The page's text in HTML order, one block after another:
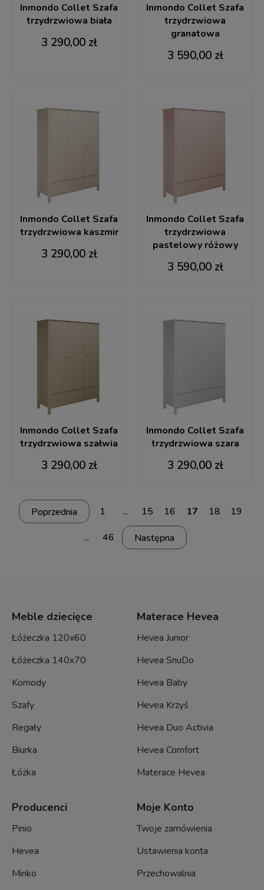
Inmondo Collet Szafa
trzydrzwiowa biała
3 290,00 zł
Inmondo Collet Szafa
trzydrzwiowa
granatowa
3 590,00 zł
Inmondo Collet Szafa
trzydrzwiowa kaszmir
3 290,00 zł
Inmondo Collet Szafa
trzydrzwiowa
pastelowy różowy
3 590,00 zł
Inmondo Collet Szafa
trzydrzwiowa szałwia
3 290,00 zł
Inmondo Collet Szafa
trzydrzwiowa szara
3 290,00 zł
1 ... 15 16 17 18
19
...
46
Meble dziecięce
Łóżeczka 120x60
Łóżeczka 140x70
Komody
Szafy
Regały
Biurka
Łóżka
Materace Hevea
Hevea Junior
Hevea SnuDo
Hevea Baby
Hevea Krzyś
Hevea Duo Activia
Hevea Comfort
Materace Hevea
Producenci
Pinio
Hevea
Minko
Moje Konto
Twoje zamówienia
Ustawienia konta
Przechowalnia